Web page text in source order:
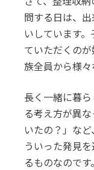
問する日は、
いしています
ていただくの
族全員から様々
長く一緒に暮
る考え方が異
いたの？」な
ういった発見
るものなのです。